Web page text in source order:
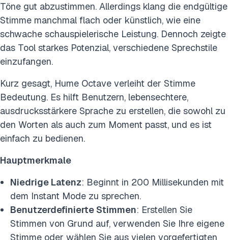
Töne gut abzustimmen. Allerdings klang die endgültige
Stimme manchmal flach oder künstlich, wie eine
schwache schauspielerische Leistung. Dennoch zeigte
das Tool starkes Potenzial, verschiedene Sprechstile
einzufangen.
Kurz gesagt, Hume Octave verleiht der Stimme
Bedeutung. Es hilft Benutzern, lebensechtere,
ausdrucksstärkere Sprache zu erstellen, die sowohl zu
den Worten als auch zum Moment passt, und es ist
einfach zu bedienen.
Hauptmerkmale
Niedrige Latenz: Beginnt in 200 Millisekunden mit
dem Instant Mode zu sprechen.
Benutzerdefinierte Stimmen: Erstellen Sie
Stimmen von Grund auf, verwenden Sie Ihre eigene
Stimme oder wählen Sie aus vielen vorgefertigten